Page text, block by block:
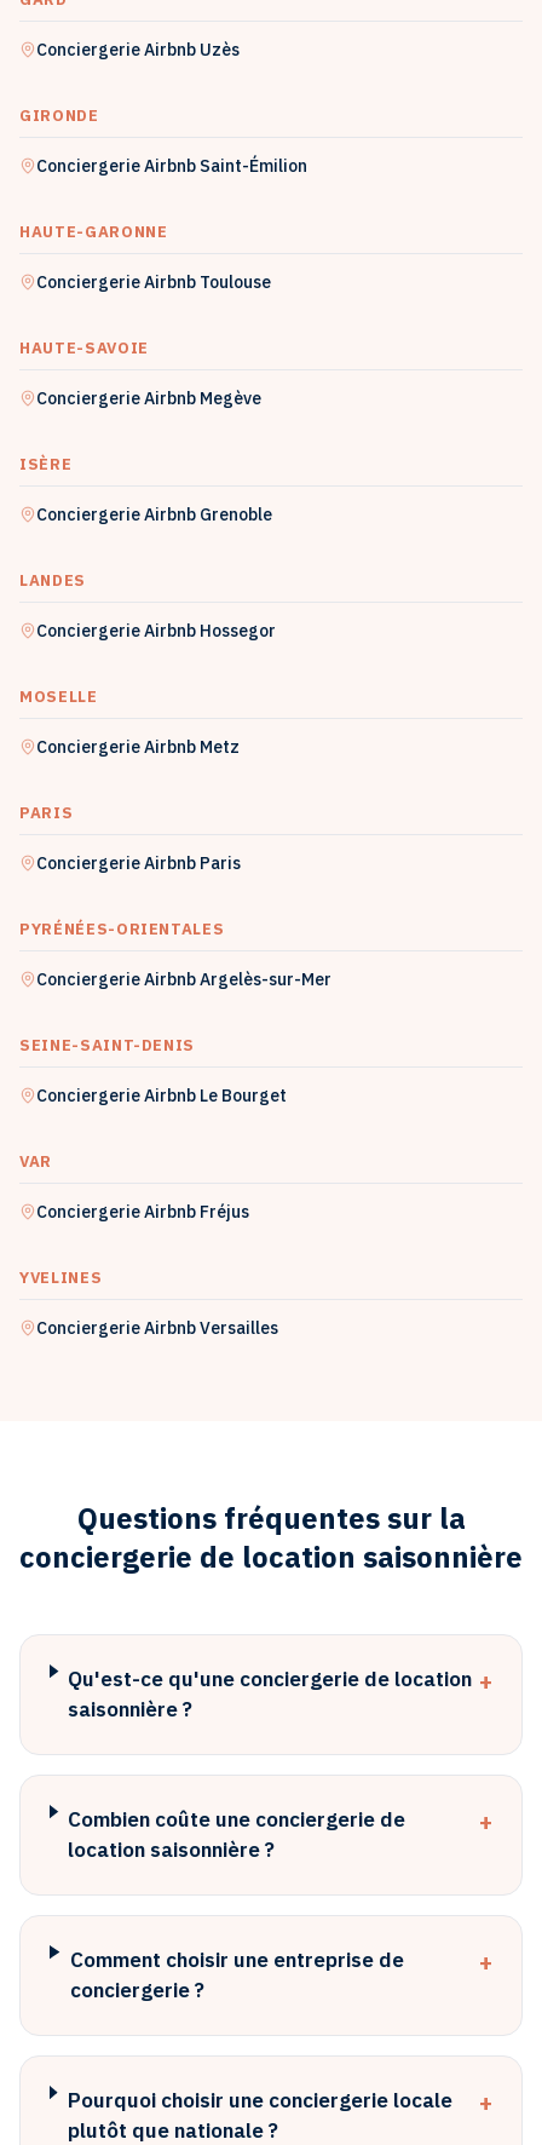
Conciergerie Airbnb Uzès
GIRONDE
Conciergerie Airbnb Saint-Émilion
HAUTE-GARONNE
Conciergerie Airbnb Toulouse
HAUTE-SAVOIE
Conciergerie Airbnb Megève
ISÈRE
Conciergerie Airbnb Grenoble
LANDES
Conciergerie Airbnb Hossegor
MOSELLE
Conciergerie Airbnb Metz
PARIS
Conciergerie Airbnb Paris
PYRÉNÉES-ORIENTALES
Conciergerie AirbnbArgelès-sur-Mer
SEINE-SAINT-DENIS
Conciergerie Airbnb Le Bourget
VAR
Conciergerie Airbnb Fréjus
YVELINES
Conciergerie AirbnbVersailles
Questions fréquentes sur la
conciergerie de location saisonnière
Qu'est-ce qu'une conciergerie de location
saisonnière ?
+
Combien coûte une conciergerie de
location saisonnière ?
+
Comment choisir une entreprise de
conciergerie ?
+
Pourquoi choisir une conciergerie locale
plutôt que nationale ?
+